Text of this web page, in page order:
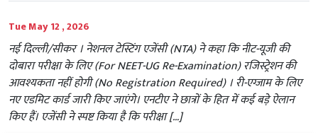
Tue May 12 , 2026
नई दिल्ली/सीकर । नेशनल टेस्टिंग एजेंसी (NTA) ने कहा कि नीट-यूजी की
दोबारा परीक्षा के लिए (For NEET-UG Re-Examination) रजिस्ट्रेशन की
आवश्यकता नहीं होगी (No Registration Required) । री-एग्जाम के लिए
नए एडमिट कार्ड जारी किए जाएंगे। एनटीए ने छात्रों के हित में कई बड़े ऐलान
किए हैं। एजेंसी ने स्पष्ट किया है कि परीक्षा […]